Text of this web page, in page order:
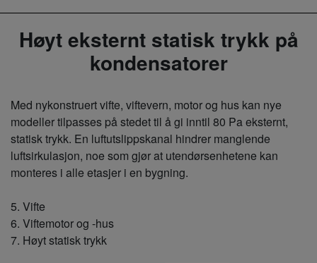
Høyt eksternt statisk trykk på
kondensatorer
Med nykonstruert vifte, viftevern, motor og hus kan nye
modeller tilpasses på stedet til å gi inntil 80 Pa eksternt,
statisk trykk. En luftutslippskanal hindrer manglende
luftsirkulasjon, noe som gjør at utendørsenhetene kan
monteres i alle etasjer i en bygning.
5. Vifte
6. Viftemotor og -hus
7. Høyt statisk trykk